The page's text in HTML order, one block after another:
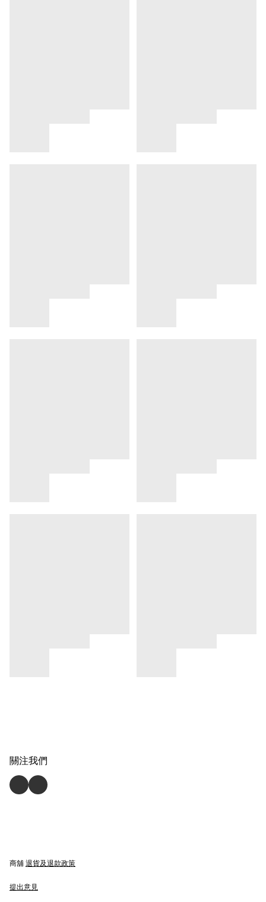
關注我們
商舖 退貨及退款政策
提出意見